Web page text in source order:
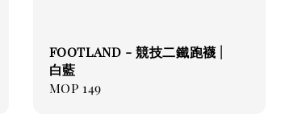
FOOTLAND - 競技二鐵跑襪 |
白藍
Regular
MOP 149